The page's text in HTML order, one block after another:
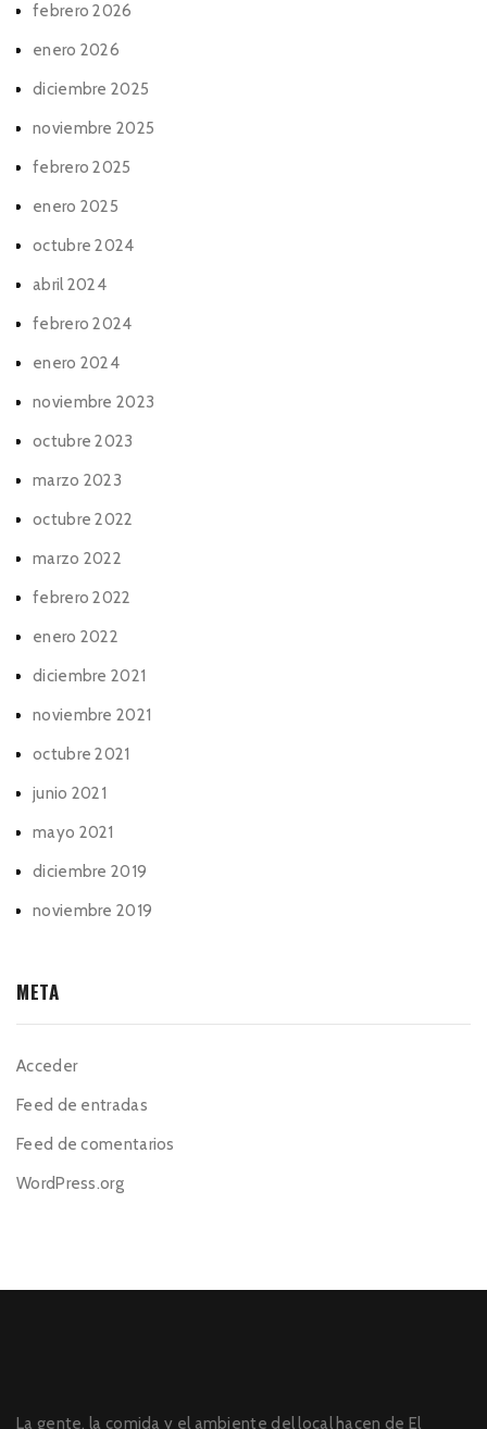
febrero 2026
enero 2026
diciembre 2025
noviembre 2025
febrero 2025
enero 2025
octubre 2024
abril 2024
febrero 2024
enero 2024
noviembre 2023
octubre 2023
marzo 2023
octubre 2022
marzo 2022
febrero 2022
enero 2022
diciembre 2021
noviembre 2021
octubre 2021
junio 2021
mayo 2021
diciembre 2019
noviembre 2019
META
Acceder
Feed de entradas
Feed de comentarios
WordPress.org
La gente, la comida y el ambiente del local hacen de El